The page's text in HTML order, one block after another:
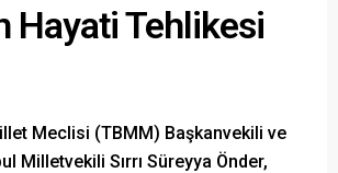
Hayati Tehlikesi
Meclisi (TBMM) Başkanvekili ve
Milletvekili Sırrı Süreyya Önder,